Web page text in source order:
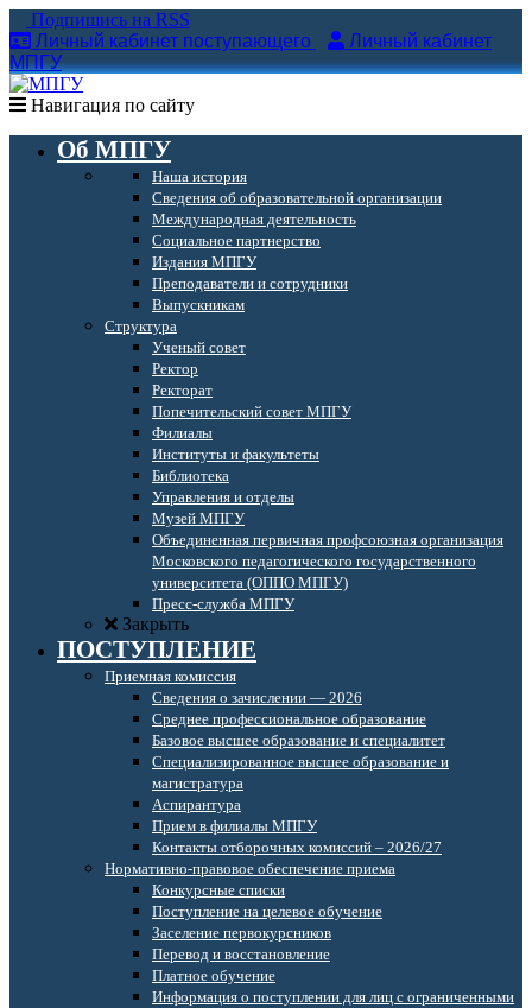
Подпишись на RSS
Личный кабинет поступающего
Личный кабинет
МПГУ
Навигация по сайту
Об МПГУ
Наша история
Сведения об образовательной организации
Международная деятельность
Социальное партнерство
Издания МПГУ
Преподаватели и сотрудники
Выпускникам
Структура
Ученый совет
Ректор
Ректорат
Попечительский совет МПГУ
Филиалы
Институты и факультеты
Библиотека
Управления и отделы
Музей МПГУ
Объединенная первичная профсоюзная организация
Московского педагогического государственного
университета (ОППО МПГУ)
Пресс-служба МПГУ
Закрыть
ПОСТУПЛЕНИЕ
Приемная комиссия
Сведения о зачислении — 2026
Среднее профессиональное образование
Базовое высшее образование и специалитет
Специализированное высшее образование и
магистратура
Аспирантура
Прием в филиалы МПГУ
Контакты отборочных комиссий – 2026/27
Нормативно-правовое обеспечение приема
Конкурсные списки
Поступление на целевое обучение
Заселение первокурсников
Перевод и восстановление
Платное обучение
Информация о поступлении для лиц с ограниченными